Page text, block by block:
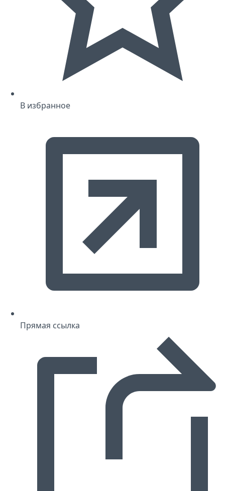
В избранное
Прямая ссылка